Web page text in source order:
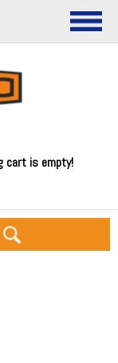
cart is empty!